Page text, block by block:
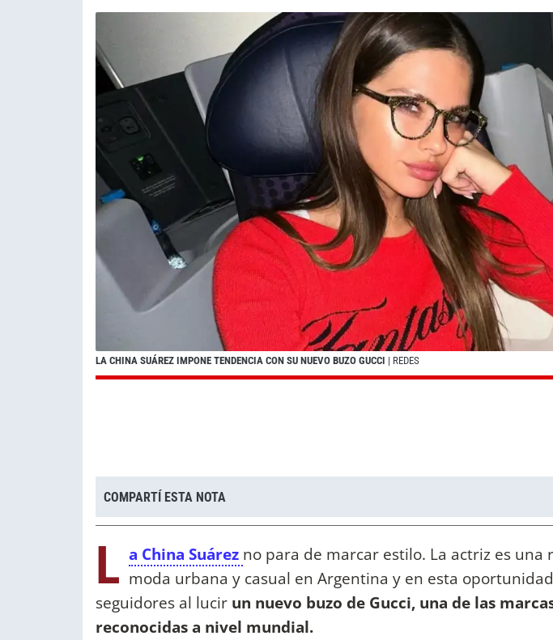
LA CHINA SUÁREZ IMPONE TENDENCIA CON SU NUEVO BUZO GUCCI | REDES
COMPARTÍ ESTA NOTA
L a China Suárez no para de marcar estilo. La actriz es una
moda urbana y casual en Argentina y en esta
seguidores al lucir un nuevo buzo de Gucci, una de las
reconocidas a nivel mundial.